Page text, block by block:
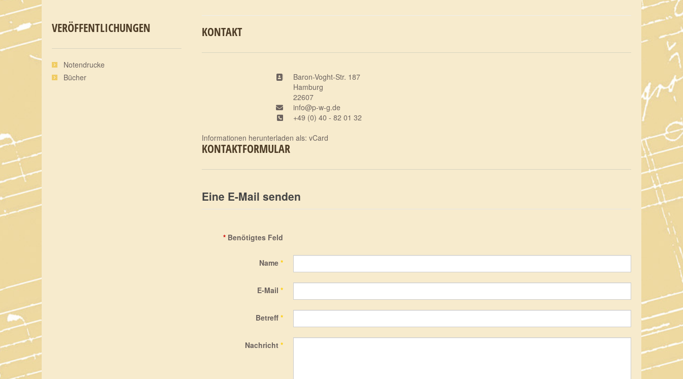
KONTAKT
Adresse
Baron-Voght-Str. 187
Hamburg
22607
COM_CONTACT_EMAIL">
info@p-w-g.de
Telefon/Fax
+49 (0) 40 - 82 01 32
Informationen herunterladen als: vCard
KONTAKTFORMULAR
Eine E-Mail senden
* Benötigtes Feld
Name *
E-Mail *
Betreff *
Nachricht *
VERÖFFENTLICHUNGEN
Notendrucke
Bücher